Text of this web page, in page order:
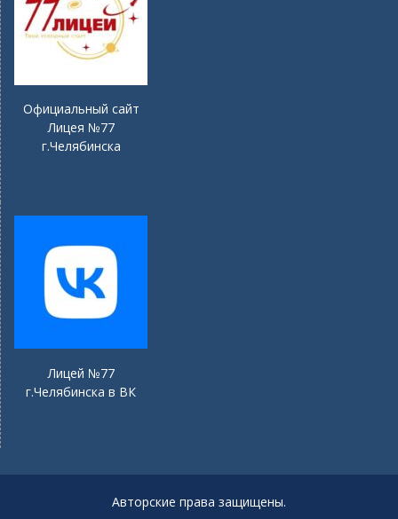
Официальный сайт
Лицея №77
г.Челябинска
Лицей №77
г.Челябинска в ВК
Авторские права защищены.